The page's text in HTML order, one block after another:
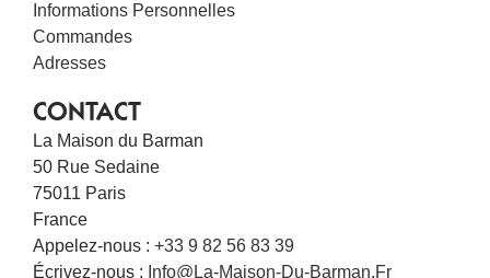
Informations Personnelles
Commandes
Adresses
CONTACT
La Maison du Barman
50 Rue Sedaine
75011 Paris
France
Appelez-nous : +33 9 82 56 83 39
Écrivez-nous : Info@la-Maison-Du-Barman.fr